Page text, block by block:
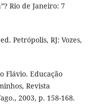
Rio de Janeiro: 7
Petrópolis, RJ: Vozes,
Flávio. Educação
Revista
2003, p. 158-168.